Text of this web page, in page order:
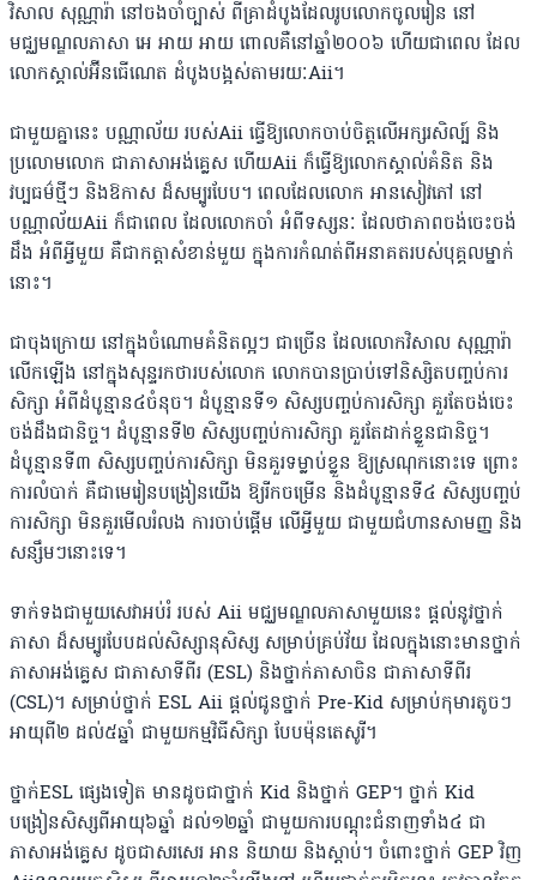
វិសាល សុណ្ណារ៉ា នៅចងចាំច្បាស់ ពីគ្រាដំបូងដែលរូបលោកចូលរៀន នៅ
មជ្ឈមណ្ឌលភាសា អេ អាយ អាយ ពោលគឺនៅឆ្នាំ២០០៦ ហើយជាពេល ដែល
លោកស្គាល់អ៊ីនធើណេត ដំបូងបង្អស់តាមរយៈAii។
ជាមួយគ្នានេះ បណ្ណាល័យ របស់Aii ធ្វើឱ្យលោកចាប់ចិត្តលើអក្សរសិល្ប៍ និង
ប្រលោមលោក ជាភាសាអង់គ្លេស ហើយAii ក៏ធ្វើឱ្យលោកស្គាល់គំនិត និង
វប្បធម៌ថ្មីៗ និងឱកាស ដ៏សម្បូរបែប។ ពេលដែលលោក អានសៀវភៅ នៅ
បណ្ណាល័យAii ក៏ជាពេល ដែលលោកចាំ អំពីទស្សនៈ ដែលថាភាពចង់ចេះចង់
ដឹង អំពីអ្វីមួយ គឺជាកត្តាសំខាន់មួយ ក្នុងការកំណត់ពីអនាគតរបស់បុគ្គលម្នាក់
នោះ។
ជាចុងក្រោយ នៅក្នុងចំណោមគំនិតល្អៗ ជាច្រើន ដែលលោកវិសាល សុណ្ណារ៉ា
លើកឡើង នៅក្នុងសុន្ទរកថារបស់លោក លោកបានប្រាប់ទៅនិស្សិតបញ្ចប់ការ
សិក្សា អំពីដំបូន្មាន៤ចំនុច។ ដំបូន្មានទី១ សិស្សបញ្ចប់ការសិក្សា គួរតែចង់ចេះ
ចង់ដឹងជានិច្ច។ ដំបូន្មានទី២ សិស្សបញ្ចប់ការសិក្សា គួរតែដាក់ខ្លួនជានិច្ច។
ដំបូន្មានទី៣ សិស្សបញ្ចប់ការសិក្សា មិនគួរទម្លាប់ខ្លួន ឱ្យស្រណុកនោះទេ ព្រោះ
ការលំបាក់ គឺជាមេរៀនបង្រៀនយើង ឱ្យរីកចម្រើន និងដំបូន្មានទី៤ សិស្សបញ្ចប់
ការសិក្សា មិនគួរមើលរំលង ការចាប់ផ្ដើម លើអ្វីមួយ ជាមួយជំហានសាមញ្ញ និង
សន្សឹមៗនោះទេ។
ទាក់ទងជាមួយសេវាអប់រំ របស់ Aii មជ្ឈមណ្ឌលភាសាមួយនេះ ផ្ដល់នូវថ្នាក់
ភាសា ដ៏សម្បូរបែបដល់សិស្សានុសិស្ស សម្រាប់គ្រប់វ័យ ដែលក្នុងនោះមានថ្នាក់
ភាសាអង់គ្លេស ជាភាសាទីពីរ (ESL) និងថ្នាក់ភាសាចិន ជាភាសាទីពីរ
(CSL)។ សម្រាប់ថ្នាក់ ESL Aii ផ្ដល់ជូនថ្នាក់ Pre-Kid សម្រាប់កុមារតូចៗ
អាយុពី២ ដល់៥ឆ្នាំ ជាមួយកម្មវិធីសិក្សា បែបម៉ុនតេសូរី។
ថ្នាក់ESL ផ្សេងទៀត មានដូចជាថ្នាក់ Kid និងថ្នាក់ GEP។ ថ្នាក់ Kid
បង្រៀនសិស្សពីអាយុ៦ឆ្នាំ ដល់១២ឆ្នាំ ជាមួយការបណ្ដុះជំនាញទាំង៤ ជា
ភាសាអង់គ្លេស ដូចជាសរសេរ អាន និយាយ និងស្ដាប់។ ចំពោះថ្នាក់ GEP វិញ